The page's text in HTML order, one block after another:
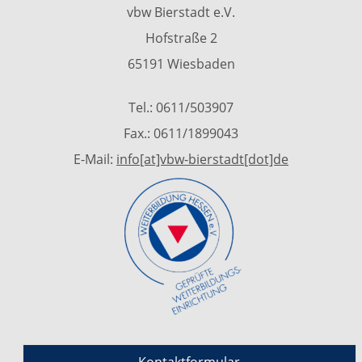
vbw Bierstadt e.V.
Hofstraße 2
65191 Wiesbaden
Tel.: 0611/503907
Fax.: 0611/1899043
E-Mail: info[at]vbw-bierstadt[dot]de